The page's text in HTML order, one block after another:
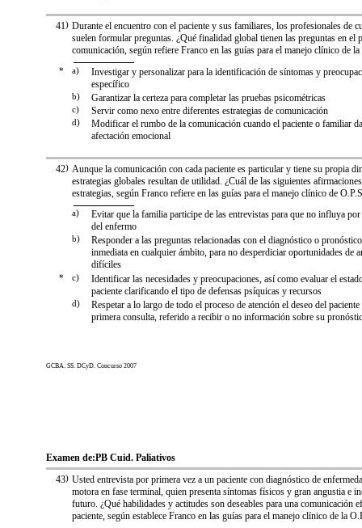
)
41 Durante el encuentro con el paciente y sus familiares, los profesionales de
suelen formular preguntas. ¿Qué finalidad global tienen las preguntas en el
comunicación, según refiere Franco en las guías para el manejo clínico de la
* a)
Investigar y personalizar para la identificación de síntomas y
específico
b) Garantizar la certeza para completar las pruebas psicométricas
c) Servir como nexo entre diferentes estrategias de comunicación
d)
Modificar el rumbo de la comunicación cuando el paciente o familiar
afectación emocional
)
42 Aunque la comunicación con cada paciente es particular y tiene su propia
estrategias globales resultan de utilidad. ¿Cuál de las siguientes
estrategias, según Franco refiere en las guías para el manejo clínico de
a)
Evitar que la familia participe de las entrevistas para que no influya
del enfermo
b)
Responder a las preguntas relacionadas con el diagnóstico o
inmediata en cualquier ámbito, para no desperdiciar oportunidades de
difíciles
* c)
Identificar las necesidades y preocupaciones, así como evaluar el
paciente clarificando el tipo de defensas psíquicas y recursos
d)
Respetar a lo largo de todo el proceso de atención el deseo del
primera consulta, referido a recibir o no información sobre su
GCBA. SS. DCyD. Concurso 2007
Examen de:PB Cuid. Paliativos
)
43 Usted entrevista por primera vez a un paciente con diagnóstico de
motora en fase terminal, quien presenta síntomas físicos y gran angustia e
futuro. ¿Qué habilidades y actitudes son deseables para una comunicación
paciente, según establece Franco en las guías para el manejo clínico de la